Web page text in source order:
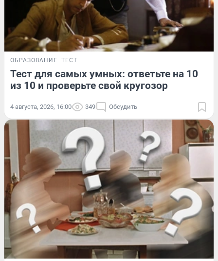
ОБРАЗОВАНИЕ ТЕСТ
Тест для самых умных: ответьте на 10
из 10 и проверьте свой кругозор
4 августа, 2026, 16:00 349 Обсудить